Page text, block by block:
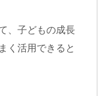
、子どもの成長
く活用できると